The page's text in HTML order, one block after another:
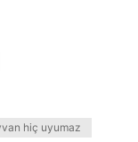
hiç uyumaz